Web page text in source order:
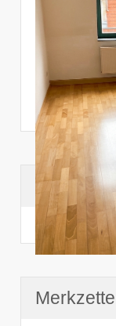
noch nichts